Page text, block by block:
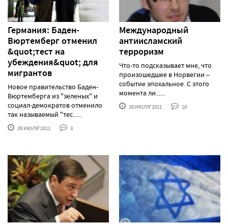
Германия: Баден-
Вюртемберг отменил
&quot;тест на
убеждения&quot; для
мигрантов
Новое правительство Баден-
Вюртемберга из "зеленых" и
социал-демократов отменило
так называемый "тес......
26 ИЮЛЯ'2011 3
Международный
антиисламский
терроризм
Что-то подсказывает мне, что
произошедшее в Норвегии –
событие эпохальное. С этого
момента ли......
26 ИЮЛЯ'2011 18